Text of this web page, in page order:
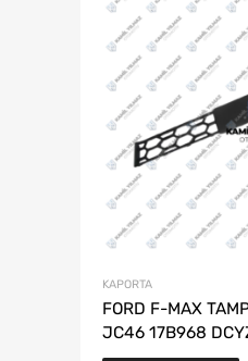
KAPORTA
FORD F-MAX
JC46 17B968